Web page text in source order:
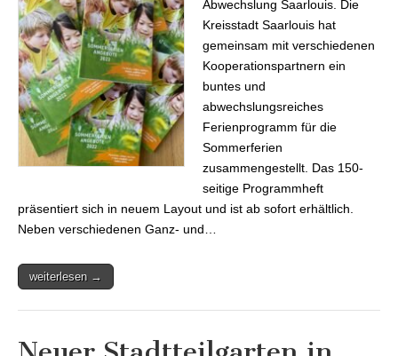
Abwechslung Saarlouis. Die
Kreisstadt Saarlouis hat
gemeinsam mit verschiedenen
Kooperationspartnern ein
buntes und
abwechslungsreiches
Ferienprogramm für die
Sommerferien
zusammengestellt. Das 150-
seitige Programmheft
präsentiert sich in neuem Layout und ist ab sofort erhältlich.
Neben verschiedenen Ganz- und…
weiterlesen →